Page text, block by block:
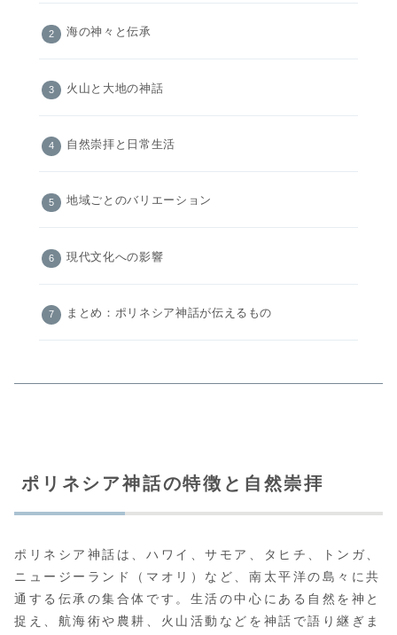
海の神々と伝承
火山と大地の神話
自然崇拝と日常生活
地域ごとのバリエーション
現代文化への影響
まとめ：ポリネシア神話が伝えるもの
ポリネシア神話の特徴と自然崇拝
ポリネシア神話は、ハワイ、サモア、タヒチ、トンガ、
ニュージーランド（マオリ）など、南太平洋の島々に共
通する伝承の集合体です。生活の中心にある自然を神と
捉え、航海術や農耕、火山活動などを神話で語り継ぎま